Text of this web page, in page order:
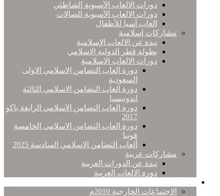
دورات الالعاب الآسيوية الشاطئي
دورات الالعاب الآسيوية للصالات
العاب آسيا للأطفال
مشاركات إسلامية
نبذة عن الالعاب الإسلامية
بطولة قطر الدولية الاسلامي
دورات الالعاب الإسلامية
دورة العاب التضامن الاسلامي الاولى
السعودية
دورة العاب التضامن الاسلامي الثالثة
اندونيسيا
دورة العاب التضامن الاسلامي الرابعة باكو
2017
دورة العاب التضامن الاسلامي الخامسة
قونيا
ألعاب التضامن الاسلامي السادسة 2025
مشاركات عربية
نبذة عن الدورات العربية
دورة الالعاب العربية
الاجتماعات الخارجية 2010م